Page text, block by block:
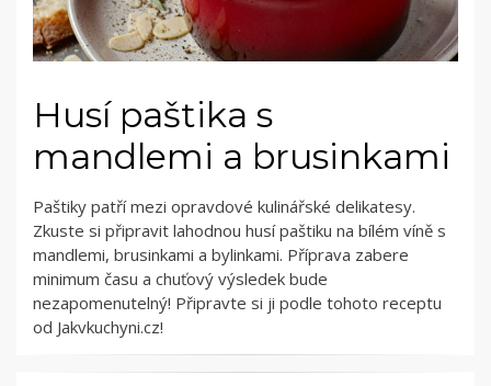
Husí paštika s
mandlemi a brusinkami
Paštiky patří mezi opravdové kulinářské delikatesy.
Zkuste si připravit lahodnou husí paštiku na bílém víně s
mandlemi, brusinkami a bylinkami. Příprava zabere
minimum času a chuťový výsledek bude
nezapomenutelný! Připravte si ji podle tohoto receptu
od Jakvkuchyni.cz!